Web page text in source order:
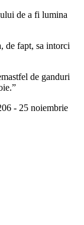
de a fi lumina
de fapt, sa intorci
de ganduri
- 25 noiembrie